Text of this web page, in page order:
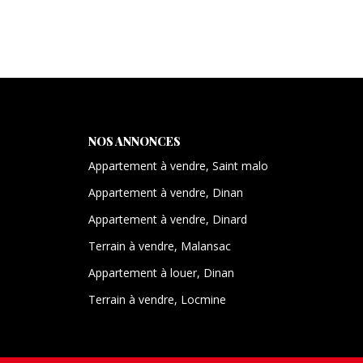
NOS ANNONCES
Appartement à vendre, Saint malo
Appartement à vendre, Dinan
Appartement à vendre, Dinard
Terrain à vendre, Malansac
Appartement à louer, Dinan
Terrain à vendre, Locmine